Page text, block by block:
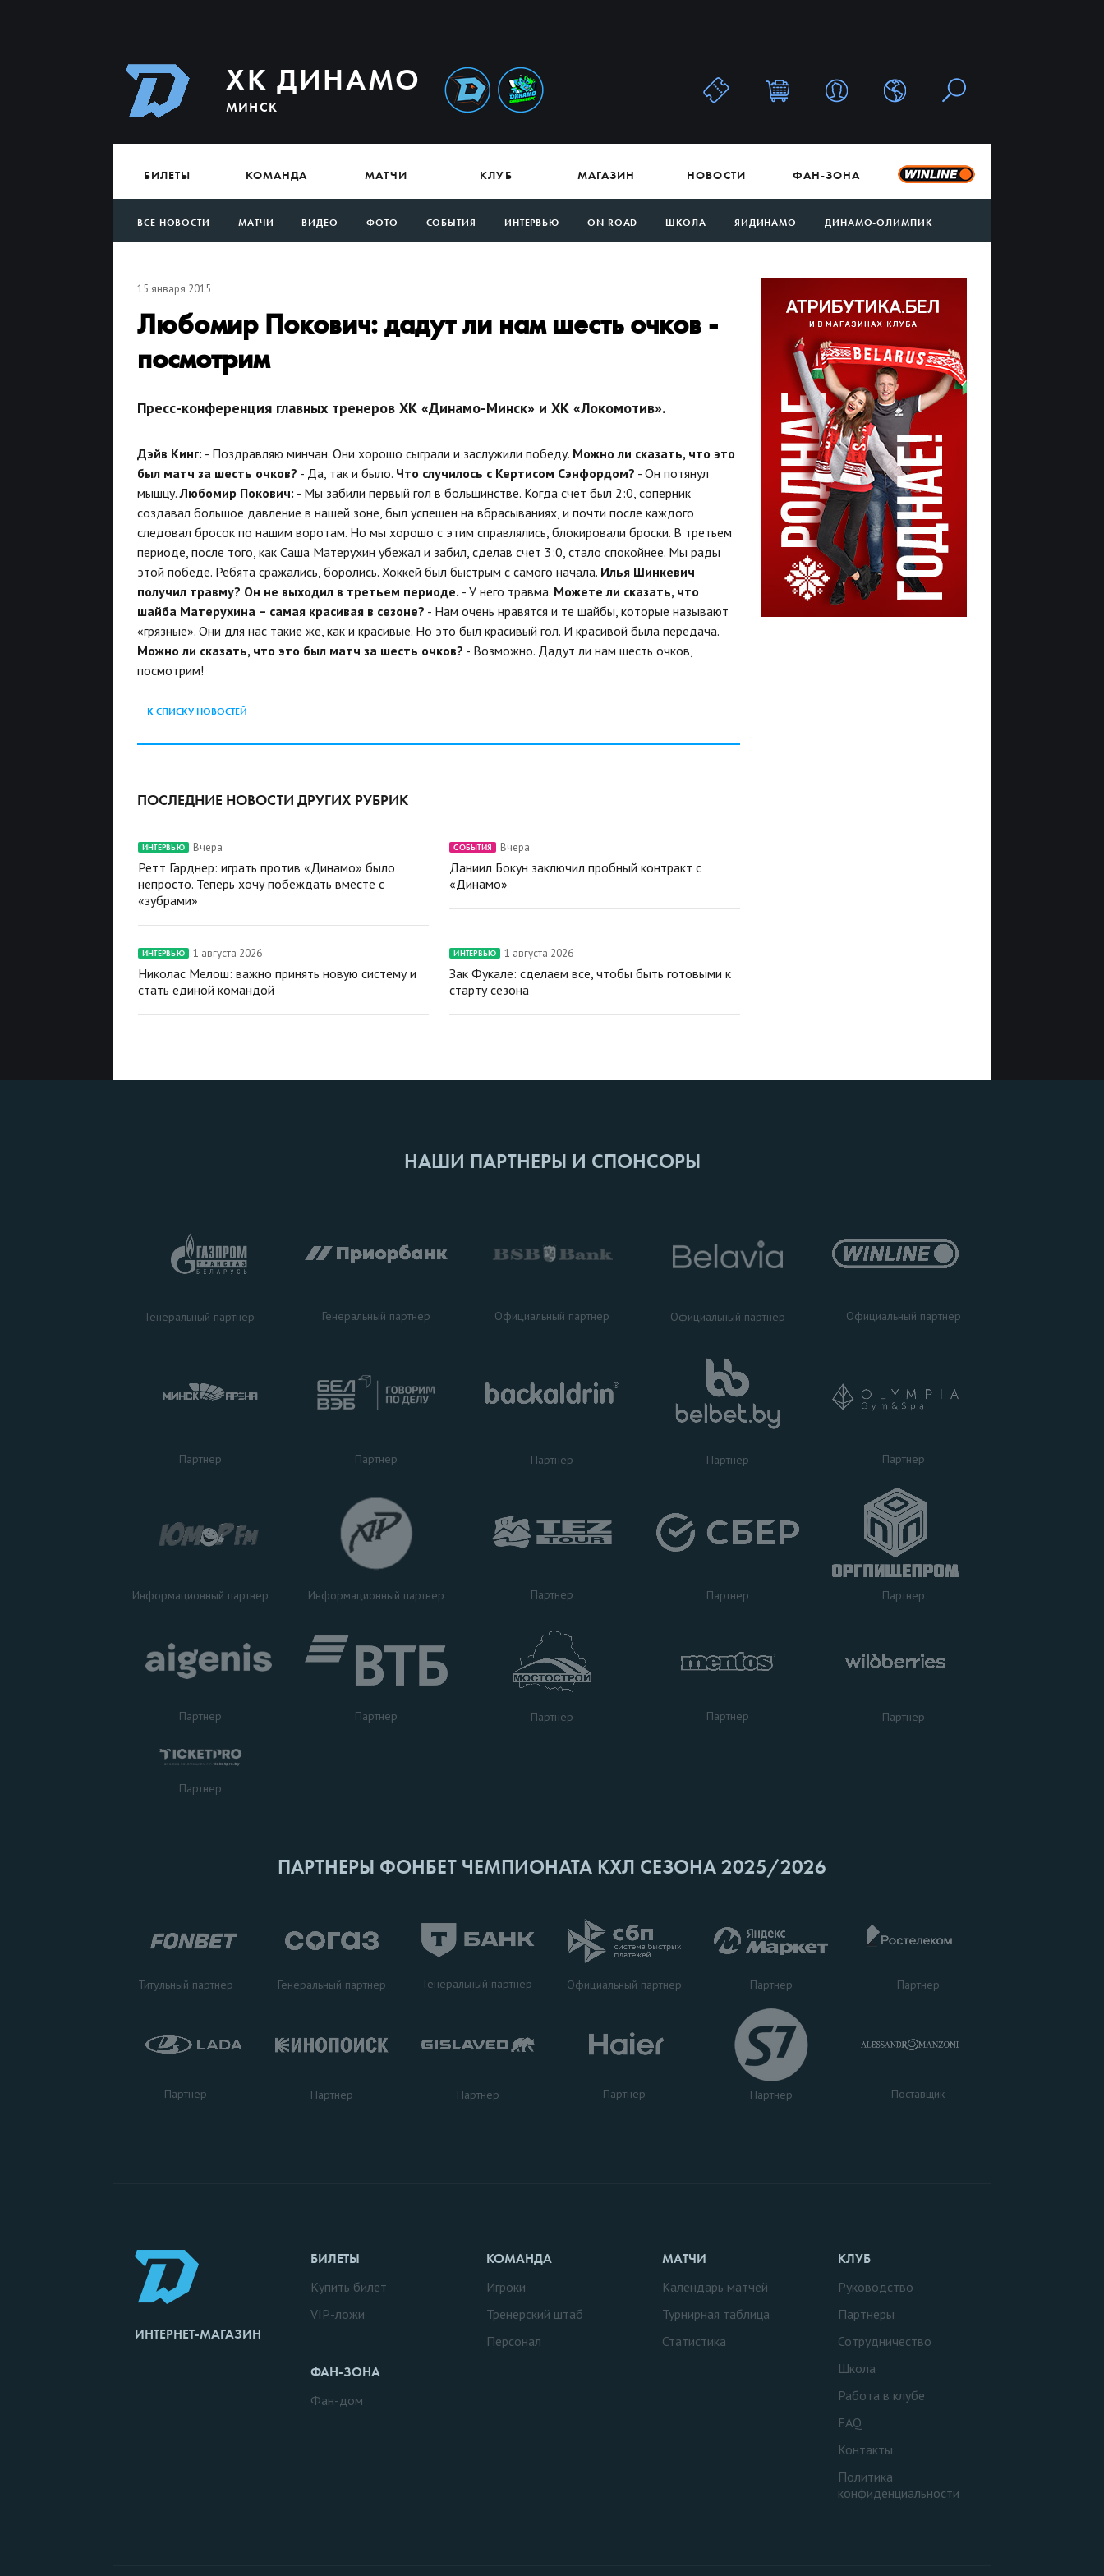
ХК ДИНАМО
МИНСК
БИЛЕТЫ КОМАНДА МАТЧИ КЛУБ МАГАЗИН НОВОСТИ ФАН-ЗОНА
ВСЕ НОВОСТИ МАТЧИ ВИДЕО ФОТО СОБЫТИЯ ИНТЕРВЬЮ ON ROAD ШКОЛА ЯИДИНАМО ДИНАМО-ОЛИМПИК
15 января 2015
Любомир Покович: дадут ли нам шесть очков -
посмотрим
Пресс-конференция главных тренеров ХК «Динамо-Минск» и ХК «Локомотив».
Дэйв Кинг: - Поздравляю минчан. Они хорошо сыграли и заслужили победу. Можно ли сказать, что это
был матч за шесть очков? - Да, так и было. Что случилось с Кертисом Сэнфордом? - Он потянул
мышцу.Любомир Покович: - Мы забили первый гол в большинстве. Когда счет был 2:0, соперник
создавал большое давление в нашей зоне, был успешен на вбрасываниях, и почти после каждого
следовал бросок по нашим воротам. Но мы хорошо с этим справлялись, блокировали броски. В третьем
периоде, после того, как Саша Матерухин убежал и забил, сделав счет 3:0, стало спокойнее. Мы рады
этой победе. Ребята сражались, боролись. Хоккей был быстрым с самого начала. Илья Шинкевич
получил травму? Он не выходил в третьем периоде. - У него травма. Можете ли сказать, что
шайба Матерухина – самая красивая в сезоне? - Нам очень нравятся и те шайбы, которые называют
«грязные». Они для нас такие же, как и красивые. Но это был красивый гол. И красивой была передача.
Можно ли сказать, что это был матч за шесть очков? - Возможно. Дадут ли нам шесть очков,
посмотрим!
К СПИСКУ НОВОСТЕЙ
ПОСЛЕДНИЕ НОВОСТИ ДРУГИХ РУБРИК
ИНТЕРВЬЮ Вчера
Ретт Гарднер: играть против «Динамо» было
непросто. Теперь хочу побеждать вместе с
«зубрами»
СОБЫТИЯ Вчера
Даниил Бокун заключил пробный контракт с
«Динамо»
ИНТЕРВЬЮ 1 августа 2026
Николас Мелош: важно принять новую систему и
стать единой командой
ИНТЕРВЬЮ 1 августа 2026
Зак Фукале: сделаем все, чтобы быть готовыми к
старту сезона
НАШИ ПАРТНЕРЫ И СПОНСОРЫ
Генеральный партнер Генеральный партнер Официальный партнер Официальный партнер Официальный партнер
Партнер Партнер Партнер Партнер Партнер
Информационный партнер Информационный партнер Партнер Партнер Партнер
Партнер Партнер Партнер Партнер Партнер
Партнер
ПАРТНЕРЫ ФОНБЕТ ЧЕМПИОНАТА КХЛ СЕЗОНА 2025/2026
Титульный партнер Генеральный партнер Генеральный партнер Официальный партнер Партнер Партнер
Партнер Партнер Партнер Партнер Партнер Поставщик
ИНТЕРНЕТ-МАГАЗИН
БИЛЕТЫ
Купить билет
VIP-ложи
ФАН-ЗОНА
Фан-дом
КОМАНДА
Игроки
Тренерский штаб
Персонал
МАТЧИ
Календарь матчей
Турнирная таблица
Статистика
КЛУБ
Руководство
Партнеры
Сотрудничество
Школа
Работа в клубе
FAQ
Контакты
Политика
конфиденциальности